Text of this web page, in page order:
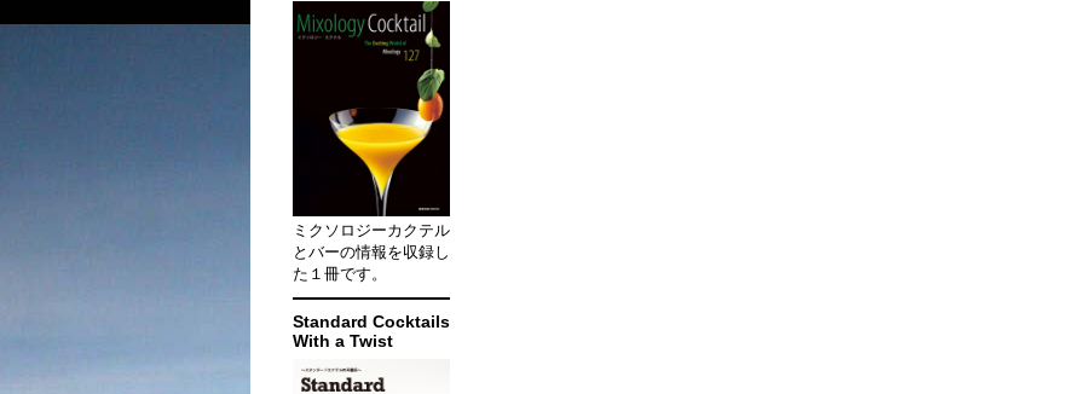
ミクソロジーカクテル
とバーの情報を収録し
た１冊です。
Standard Cocktails
With a Twist